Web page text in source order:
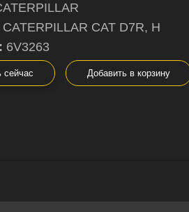
CATERPILLAR CAT D7R, H
6V3263
сейчас Добавить в корзину